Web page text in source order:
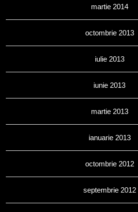
martie 2014
octombrie 2013
iulie 2013
iunie 2013
martie 2013
ianuarie 2013
octombrie 2012
septembrie 2012